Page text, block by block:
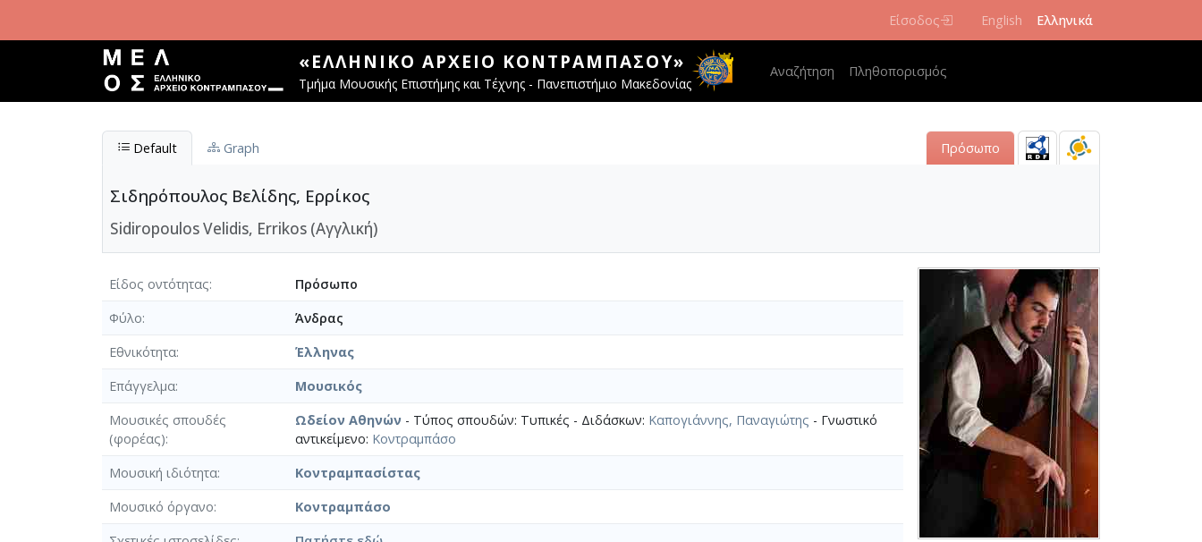
Είσοδος English Ελληνικά
«ΕΛΛΗΝΙΚΌ ΑΡΧΕΊΟ ΚΟΝΤΡΑΜΠΆΣΟΥ»
Τμήμα Μουσικής Επιστήμης και Τέχνης - Πανεπιστήμιο Μακεδονίας
Main navigation
Αναζήτηση Πληθοπορισμός
Default Graph Πρόσωπο
Σιδηρόπουλος Βελίδης, Ερρίκος
Sidiropoulos Velidis, Errikos (Αγγλική)
Είδος οντότητας
Πρόσωπο
Φύλο
Άνδρας
Εθνικότητα
Έλληνας
Επάγγελμα
Μουσικός
Μουσικές σπουδές
(φορέας)
Ωδείον Αθηνών - Τύπος σπουδών: Τυπικές - Διδάσκων: Καπογιάννης, Παναγιώτης - Γνωστικό
αντικείμενο: Κοντραμπάσο
Μουσική ιδιότητα
Κοντραμπασίστας
Μουσικό όργανο
Κοντραμπάσο